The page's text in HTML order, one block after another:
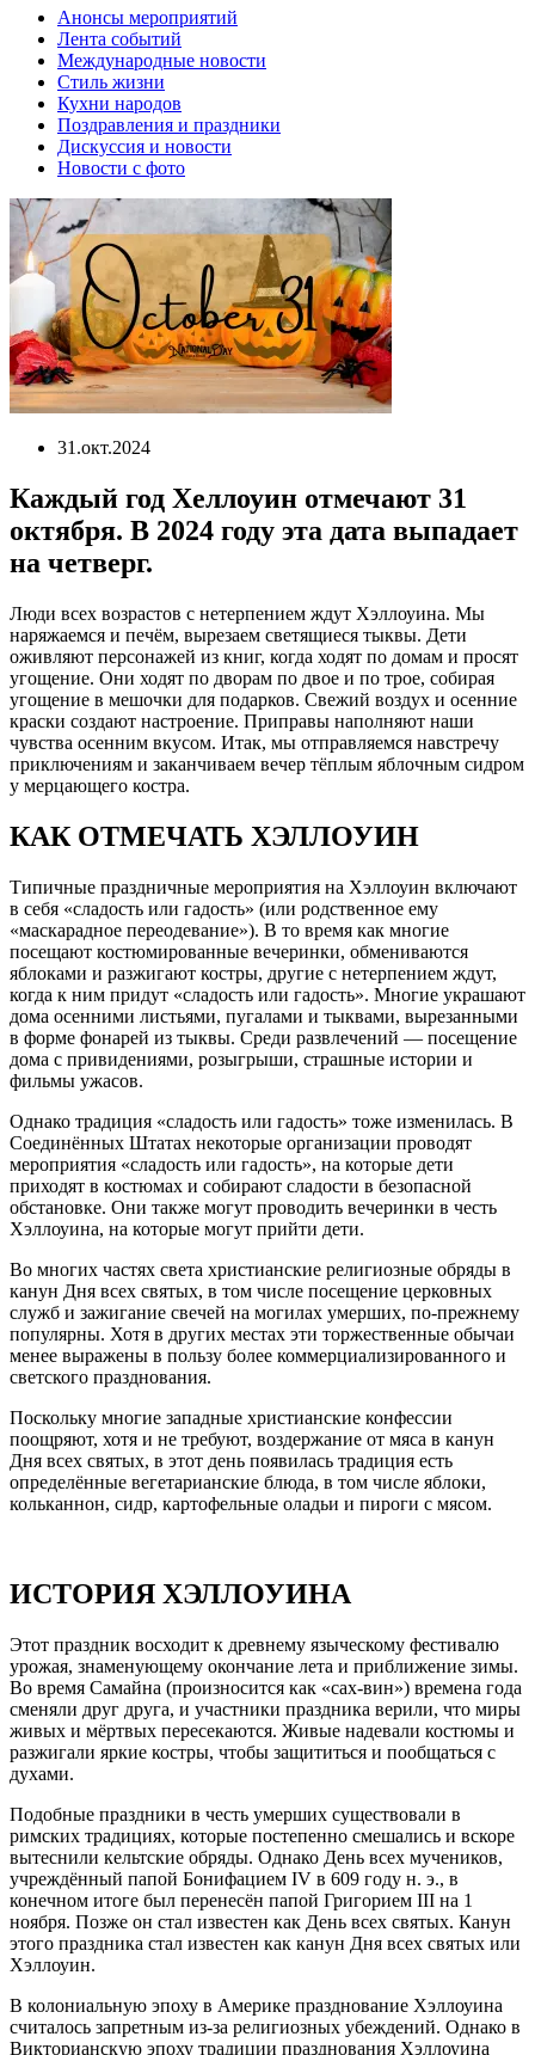
Анонсы мероприятий
Лента событий
Международные новости
Cтиль жизни
Кухни народов
Поздравления и праздники
Дискуссия и новости
Новости с фото
31.окт.2024
Каждый год Хеллоуин отмечают 31
октября. В 2024 году эта дата выпадает
на четверг.
Люди всех возрастов с нетерпением ждут Хэллоуина. Мы
наряжаемся и печём, вырезаем светящиеся тыквы. Дети
оживляют персонажей из книг, когда ходят по домам и просят
угощение. Они ходят по дворам по двое и по трое, собирая
угощение в мешочки для подарков. Свежий воздух и осенние
краски создают настроение. Приправы наполняют наши
чувства осенним вкусом. Итак, мы отправляемся навстречу
приключениям и заканчиваем вечер тёплым яблочным сидром
у мерцающего костра.
КАК ОТМЕЧАТЬ ХЭЛЛОУИН
Типичные праздничные мероприятия на Хэллоуин включают
в себя «сладость или гадость» (или родственное ему
«маскарадное переодевание»). В то время как многие
посещают костюмированные вечеринки, обмениваются
яблоками и разжигают костры, другие с нетерпением ждут,
когда к ним придут «сладость или гадость». Многие украшают
дома осенними листьями, пугалами и тыквами, вырезанными
в форме фонарей из тыквы. Среди развлечений — посещение
дома с привидениями, розыгрыши, страшные истории и
фильмы ужасов.
Однако традиция «сладость или гадость» тоже изменилась. В
Соединённых Штатах некоторые организации проводят
мероприятия «сладость или гадость», на которые дети
приходят в костюмах и собирают сладости в безопасной
обстановке. Они также могут проводить вечеринки в честь
Хэллоуина, на которые могут прийти дети.
Во многих частях света христианские религиозные обряды в
канун Дня всех святых, в том числе посещение церковных
служб и зажигание свечей на могилах умерших, по-прежнему
популярны. Хотя в других местах эти торжественные обычаи
менее выражены в пользу более коммерциализированного и
светского празднования.
Поскольку многие западные христианские конфессии
поощряют, хотя и не требуют, воздержание от мяса в канун
Дня всех святых, в этот день появилась традиция есть
определённые вегетарианские блюда, в том числе яблоки,
кольканнон, сидр, картофельные оладьи и пироги с мясом.
ИСТОРИЯ ХЭЛЛОУИНА
Этот праздник восходит к древнему языческому фестивалю
урожая, знаменующему окончание лета и приближение зимы.
Во время Самайна (произносится как «сах-вин») времена года
сменяли друг друга, и участники праздника верили, что миры
живых и мёртвых пересекаются. Живые надевали костюмы и
разжигали яркие костры, чтобы защититься и пообщаться с
духами.
Подобные праздники в честь умерших существовали в
римских традициях, которые постепенно смешались и вскоре
вытеснили кельтские обряды. Однако День всех мучеников,
учреждённый папой Бонифацием IV в 609 году н. э., в
конечном итоге был перенесён папой Григорием III на 1
ноября. Позже он стал известен как День всех святых. Канун
этого праздника стал известен как канун Дня всех святых или
Хэллоуин.
В колониальную эпоху в Америке празднование Хэллоуина
считалось запретным из-за религиозных убеждений. Однако в
Викторианскую эпоху традиции празднования Хэллоуина